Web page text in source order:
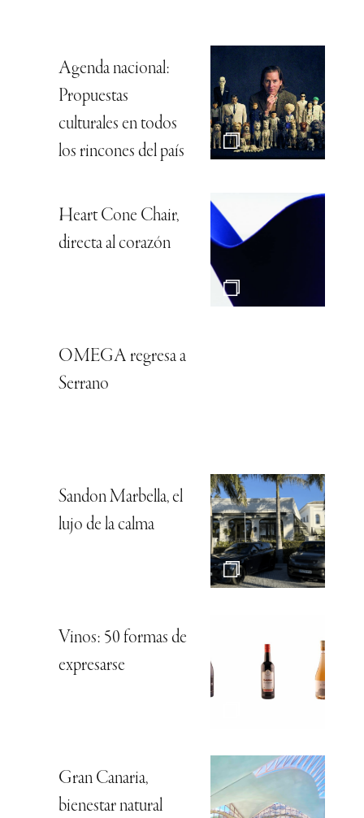
Agenda nacional:
Propuestas
culturales en todos
los rincones del país
Heart Cone Chair,
directa al corazón
OMEGA regresa a
Serrano
Sandon Marbella, el
lujo de la calma
Vinos: 50 formas de
expresarse
Gran Canaria,
bienestar natural